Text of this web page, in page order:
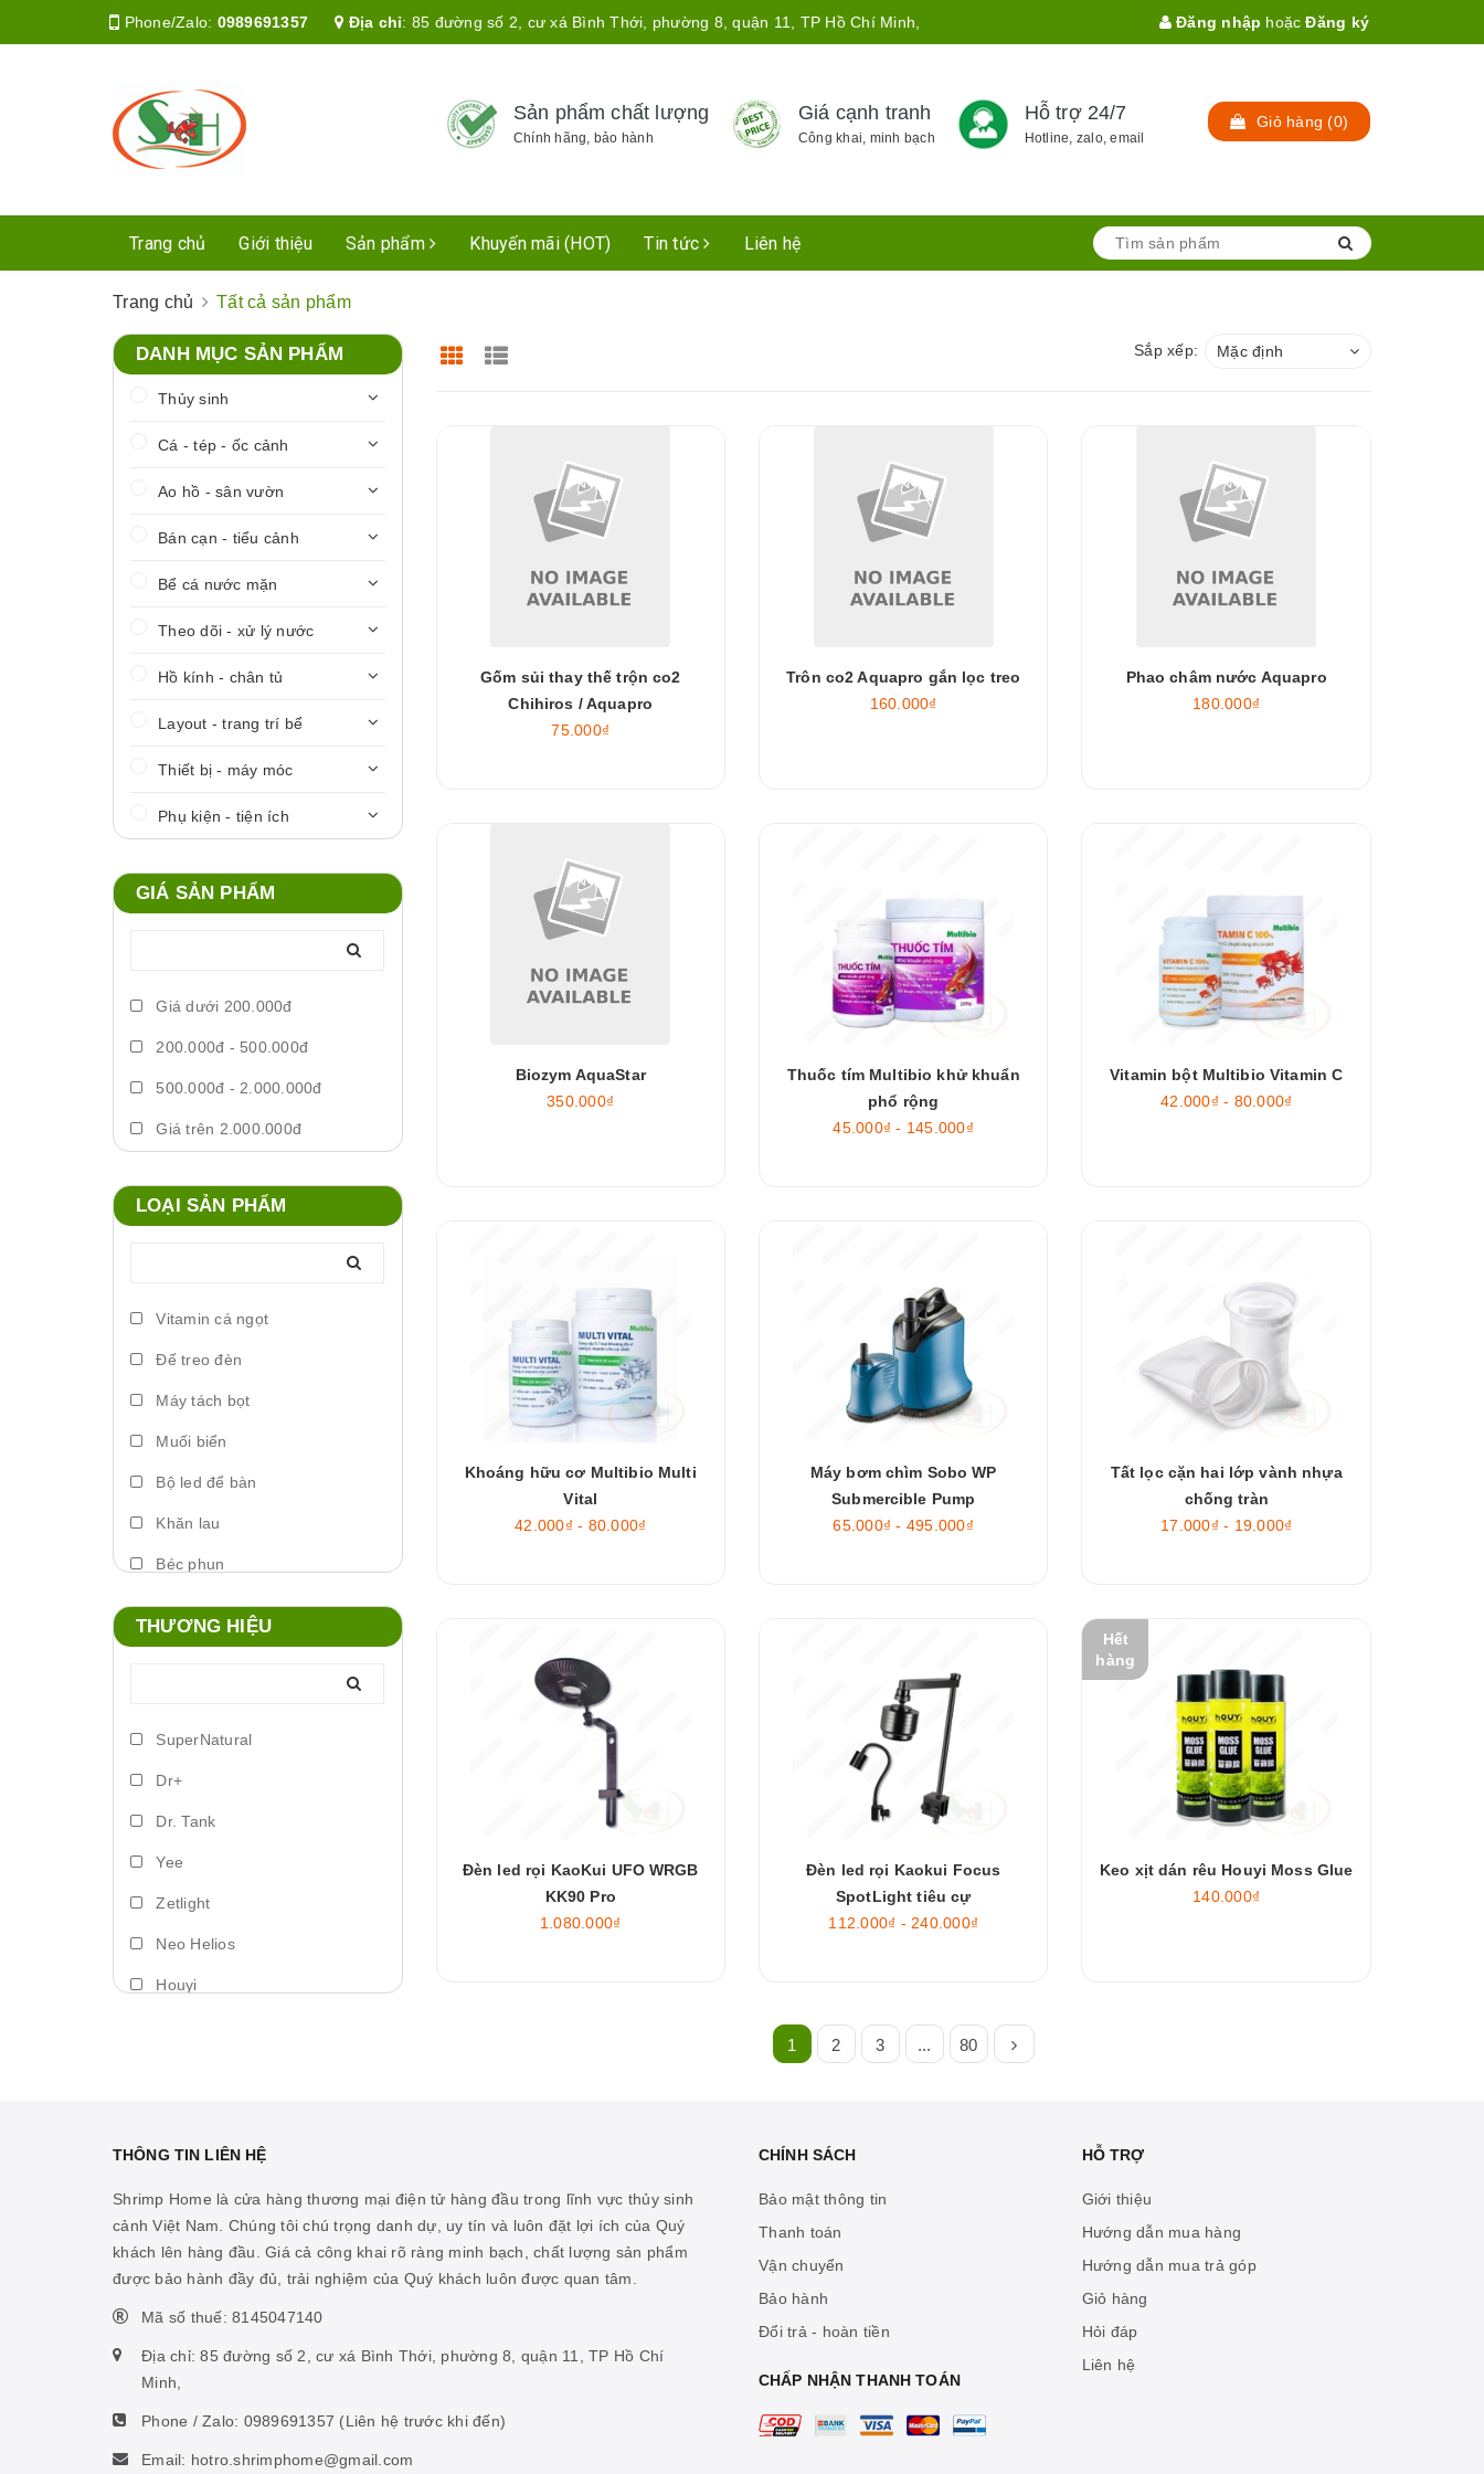
Phone/Zalo: 0989691357 Địa chỉ: 85 đường số 2, cư xá Bình Thới, phường 8, quận 11, TP Hồ Chí Minh, Đăng nhập hoặc Đăng ký
Sản phẩm chất lượng
Chính hãng, bảo hành
Giá cạnh tranh
Công khai, minh bạch
Hỗ trợ 24/7
Hotline, zalo, email
Giỏ hàng (0)
Trang chủ Giới thiệu Sản phẩm Khuyến mãi (HOT) Tin tức Liên hệ
Trang chủ Tất cả sản phẩm
Sắp xếp: Mặc định
Gốm sủi thay thế trộn co2
Chihiros / Aquapro
75.000₫
Trôn co2 Aquapro gắn lọc treo
160.000₫
Phao châm nước Aquapro
180.000₫
Biozym AquaStar
350.000₫
Thuốc tím Multibio khử khuẩn
phổ rộng
45.000₫ - 145.000₫
Vitamin bột Multibio Vitamin C
42.000₫ - 80.000₫
Khoáng hữu cơ Multibio Multi
Vital
42.000₫ - 80.000₫
Máy bơm chìm Sobo WP
Submercible Pump
65.000₫ - 495.000₫
Tất lọc cặn hai lớp vành nhựa
chống tràn
17.000₫ - 19.000₫
Đèn led rọi KaoKui UFO WRGB
KK90 Pro
1.080.000₫
Đèn led rọi Kaokui Focus
SpotLight tiêu cự
112.000₫ - 240.000₫
Hết
hàng
Keo xịt dán rêu Houyi Moss Glue
140.000₫
1 2 3 ... 80
DANH MỤC SẢN PHẨM
Thủy sinh
Cá - tép - ốc cảnh
Ao hồ - sân vườn
Bán cạn - tiểu cảnh
Bể cá nước mặn
Theo dõi - xử lý nước
Hồ kính - chân tủ
Layout - trang trí bể
Thiết bị - máy móc
Phụ kiện - tiện ích
GIÁ SẢN PHẨM
Giá dưới 200.000đ
200.000đ - 500.000đ
500.000đ - 2.000.000đ
Giá trên 2.000.000đ
LOẠI SẢN PHẨM
Vitamin cá ngọt
Đế treo đèn
Máy tách bọt
Muối biển
Bộ led để bàn
Khăn lau
Béc phun
Máy phun sương
Foam xịt
Vitamin cá biển
Hỗ trợ ao hồ
Nhíp
Phụ kiện ấp artemia
Hỗ trợ tiêu hóa
THƯƠNG HIỆU
SuperNatural
Dr+
Dr. Tank
Yee
Zetlight
Neo Helios
Houyi
Dymax
Cibi
KZJ
Mius
KW zone
Coloer
THÔNG TIN LIÊN HỆ
Shrimp Home là cửa hàng thương mại điện tử hàng đầu trong lĩnh vực thủy sinh
cảnh Việt Nam. Chúng tôi chú trọng danh dự, uy tín và luôn đặt lợi ích của Quý
khách lên hàng đầu. Giá cả công khai rõ ràng minh bạch, chất lượng sản phẩm
được bảo hành đầy đủ, trải nghiệm của Quý khách luôn được quan tâm.
Mã số thuế: 8145047140
Địa chỉ: 85 đường số 2, cư xá Bình Thới, phường 8, quận 11, TP Hồ Chí
Minh,
Phone / Zalo: 0989691357 (Liên hệ trước khi đến)
Email: hotro.shrimphome@gmail.com
CHÍNH SÁCH
Bảo mật thông tin
Thanh toán
Vận chuyển
Bảo hành
Đổi trả - hoàn tiền
CHẤP NHẬN THANH TOÁN
HỖ TRỢ
Giới thiệu
Hướng dẫn mua hàng
Hướng dẫn mua trả góp
Giỏ hàng
Hỏi đáp
Liên hệ